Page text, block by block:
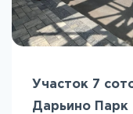
Участок 7
Дарьино Парк